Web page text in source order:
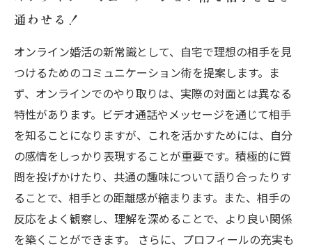
通わせる！
オンライン婚活の新常識として、自宅で理想の相手を見
つけるためのコミュニケーション術を提案します。ま
ず、オンラインでのやり取りは、実際の対面とは異なる
特性があります。ビデオ通話やメッセージを通じて相手
を知ることになりますが、これを活かすためには、自分
の感情をしっかり表現することが重要です。積極的に質
問を投げかけたり、共通の趣味について語り合ったりす
ることで、相手との距離感が縮まります。また、相手の
反応をよく観察し、理解を深めることで、より良い関係
を築くことができます。 さらに、プロフィールの充実も